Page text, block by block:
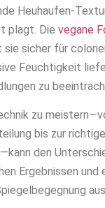
Heuhaufen-
plagt. Die vegane
sie sicher für
Feuchtigkeit
zu
zu
bis zur
den
Ergebnissen und